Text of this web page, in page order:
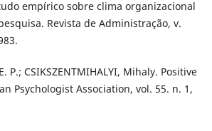
empírico sobre clima organizacional
Revista de Administração, v.
P.; CSIKSZENTMIHALYI, Mihaly. Positive
Psychologist Association, vol. 55. n. 1,